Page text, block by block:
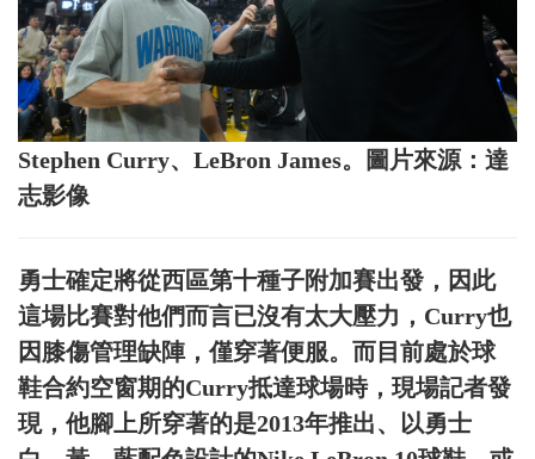
Stephen Curry、LeBron James。圖片來源：達
志影像
勇士確定將從西區第十種子附加賽出發，因此
這場比賽對他們而言已沒有太大壓力，Curry也
因膝傷管理缺陣，僅穿著便服。而目前處於球
鞋合約空窗期的Curry抵達球場時，現場記者發
現，他腳上所穿著的是2013年推出、以勇士